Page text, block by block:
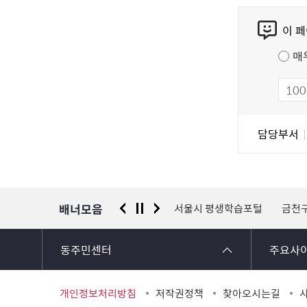
이
매
담당부서
배너모음
경찰청 유실물 통합포털 서울시 평생학습포털 금천
동주민센터 주요사
개인정보처리방침 저작권정책 찾아오시는길